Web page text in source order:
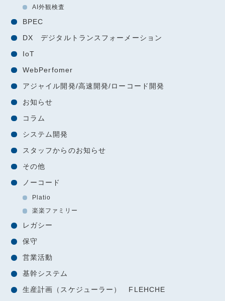
AI外観検査
BPEC
DX デジタルトランスフォーメーション
IoT
WebPerfomer
アジャイル開発/高速開発/ローコード開発
お知らせ
コラム
システム開発
スタッフからのお知らせ
その他
ノーコード
Platio
楽楽ファミリー
レガシー
保守
営業活動
基幹システム
生産計画（スケジューラー） FLEHCHE